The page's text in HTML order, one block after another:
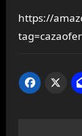
https://